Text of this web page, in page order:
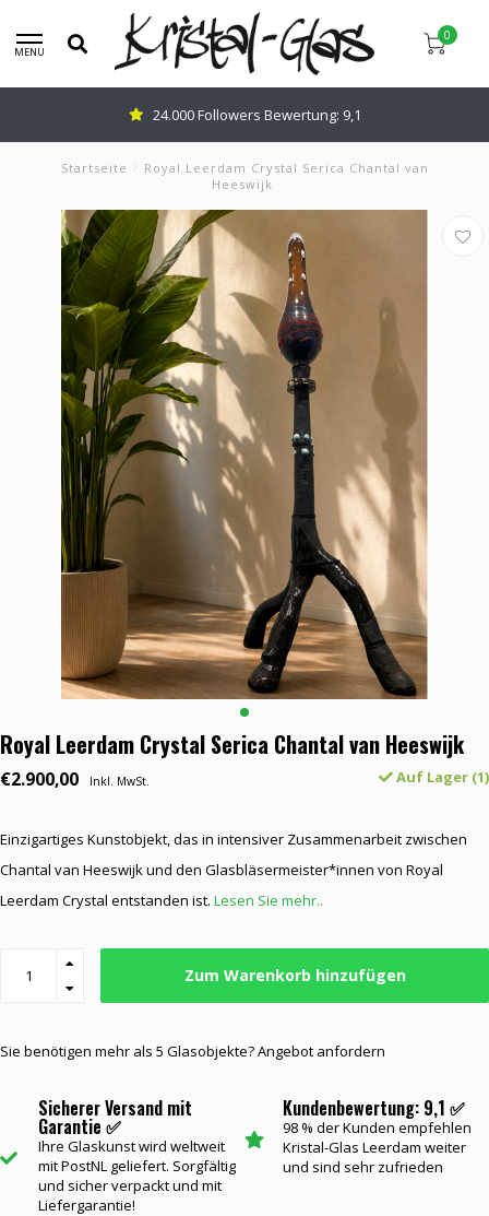
MENU
0
24.000 Followers Bewertung: 9,1
Startseite / Royal Leerdam Crystal Serica Chantal van
Heeswijk
Royal Leerdam Crystal Serica Chantal van Heeswijk
€2.900,00 Inkl. MwSt. Auf Lager (1)
Einzigartiges Kunstobjekt, das in intensiver Zusammenarbeit zwischen
Chantal van Heeswijk und den Glasbläsermeister*innen von Royal
Leerdam Crystal entstanden ist. Lesen Sie mehr..
Zum Warenkorb hinzufügen
Sie benötigen mehr als 5 Glasobjekte? Angebot anfordern
Sicherer Versand mit
Garantie ✅
Ihre Glaskunst wird weltweit
mit PostNL geliefert. Sorgfältig
und sicher verpackt und mit
Liefergarantie!
Kundenbewertung: 9,1 ✅
98 % der Kunden empfehlen
Kristal-Glas Leerdam weiter
und sind sehr zufrieden